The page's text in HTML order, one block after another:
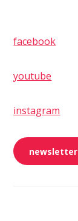
facebook
youtube
instagram
newsletter